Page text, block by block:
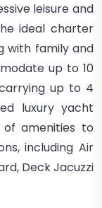
leisure and
ideal charter
with family and
up to 10
up to 4
luxury yacht
amenities to
including Air
Deck Jacuzzi